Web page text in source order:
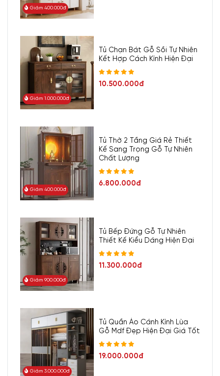
Giảm 400.000đ
Giảm 1.000.000đ
Tủ Chạn Bát Gỗ Sồi Tự Nhiên
Kết Hợp Cách Kính Hiện Đại
10.500.000đ
Giảm 400.000đ
Tủ Thờ 2 Tầng Giá Rẻ Thiết
Kế Sang Trọng Gỗ Tự Nhiên
Chất Lượng
6.800.000đ
Giảm 900.000đ
Tủ Bếp Đứng Gỗ Tự Nhiên
Thiết Kế Kiểu Dáng Hiện Đại
11.300.000đ
Giảm 3.000.000đ
Tủ Quần Áo Cánh Kính Lùa
Gỗ Mdf Đẹp Hiện Đại Giá Tốt
19.000.000đ